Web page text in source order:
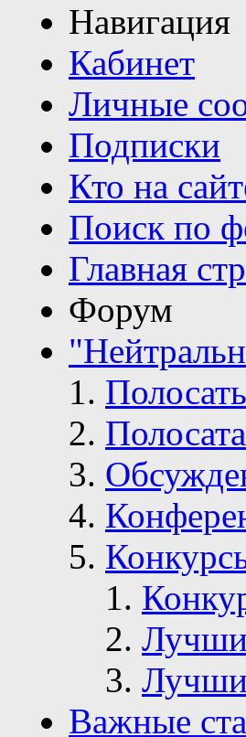
Навигация
Кабинет
Личные
Подписки
Кто на
Поиск по
Главная
Форум
Важные